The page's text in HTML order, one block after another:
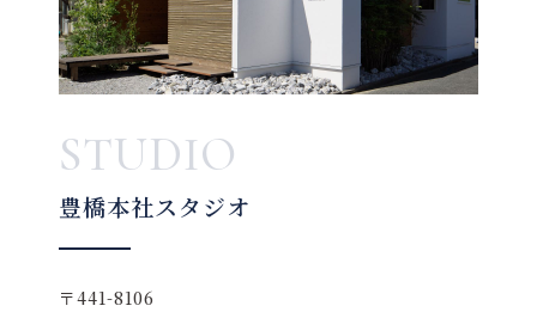
STUDIO
豊橋本社スタジオ
〒441-8106